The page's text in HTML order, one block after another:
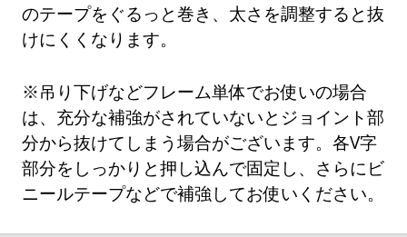
のテープをぐるっと巻き、太さを調整すると抜
けにくくなります。
※吊り下げなどフレーム単体でお使いの場合
は、充分な補強がされていないとジョイント部
分から抜けてしまう場合がございます。各V字
部分をしっかりと押し込んで固定し、さらにビ
ニールテープなどで補強してお使いください。